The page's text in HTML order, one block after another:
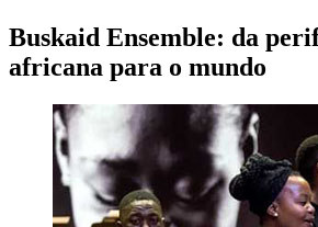
Buskaid Ensemble: da
africana para o mundo